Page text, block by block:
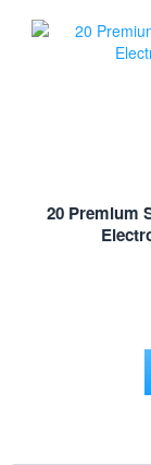
20 Premium